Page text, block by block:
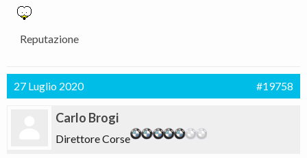
Reputazione
27 Luglio 2020 #19758
Carlo Brogi
Direttore Corse